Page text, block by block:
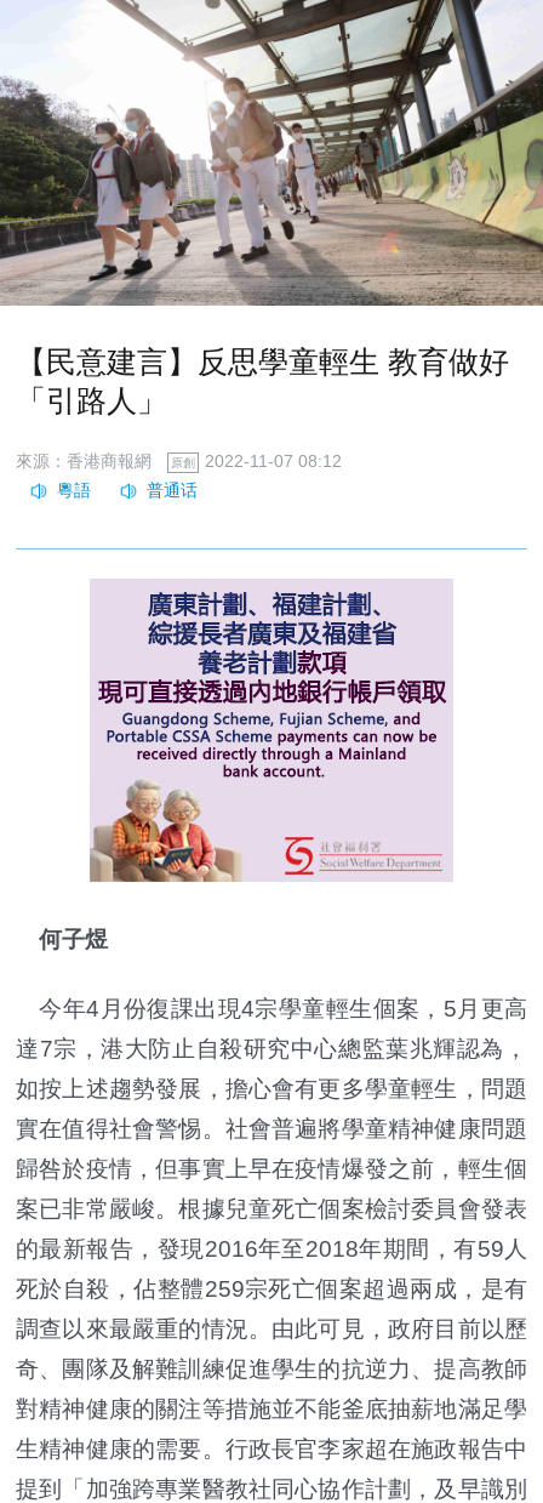
【民意建言】反思學童輕生 教育做好
「引路人」
來源：香港商報網 原創 2022-11-07 08:12
何子煜
今年4月份復課出現4宗學童輕生個案，5月更高
達7宗，港大防止自殺研究中心總監葉兆輝認為，
如按上述趨勢發展，擔心會有更多學童輕生，問題
實在值得社會警惕。社會普遍將學童精神健康問題
歸咎於疫情，但事實上早在疫情爆發之前，輕生個
案已非常嚴峻。根據兒童死亡個案檢討委員會發表
的最新報告，發現2016年至2018年期間，有59人
死於自殺，佔整體259宗死亡個案超過兩成，是有
調查以來最嚴重的情況。由此可見，政府目前以歷
奇、團隊及解難訓練促進學生的抗逆力、提高教師
對精神健康的關注等措施並不能釜底抽薪地滿足學
生精神健康的需要。行政長官李家超在施政報告中
提到「加強跨專業醫教社同心協作計劃，及早識別